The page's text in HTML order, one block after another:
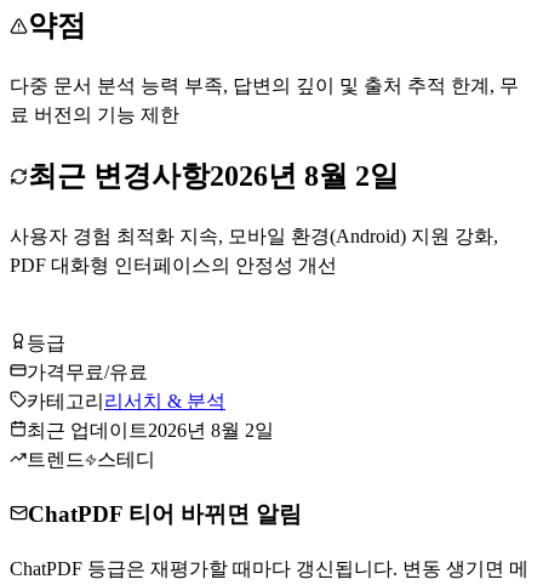
약점
다중 문서 분석 능력 부족, 답변의 깊이 및 출처 추적 한계, 무
료 버전의 기능 제한
최근 변경사항2026년 8월 2일
사용자 경험 최적화 지속, 모바일 환경(Android) 지원 강화,
PDF 대화형 인터페이스의 안정성 개선
등급
가격무료/유료
카테고리 리서치 & 분석
최근 업데이트2026년 8월 2일
트렌드
스테디
ChatPDF 티어 바뀌면 알림
ChatPDF 등급은 재평가할 때마다 갱신됩니다. 변동 생기면 메